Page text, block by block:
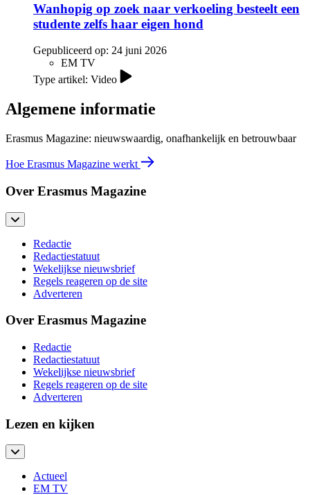
Wanhopig op zoek naar verkoeling besteelt een
studente zelfs haar eigen hond
Gepubliceerd op: 24 juni 2026
EM TV
Type artikel: Video
Algemene informatie
Erasmus Magazine: nieuwswaardig, onafhankelijk en betrouwbaar
Hoe Erasmus Magazine werkt
Over Erasmus Magazine
Redactie
Redactiestatuut
Wekelijkse nieuwsbrief
Regels reageren op de site
Adverteren
Over Erasmus Magazine
Redactie
Redactiestatuut
Wekelijkse nieuwsbrief
Regels reageren op de site
Adverteren
Lezen en kijken
Actueel
EM TV